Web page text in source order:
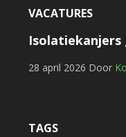
VACATURES
Isolatiekanjers
28 april 2026 Door
TAGS